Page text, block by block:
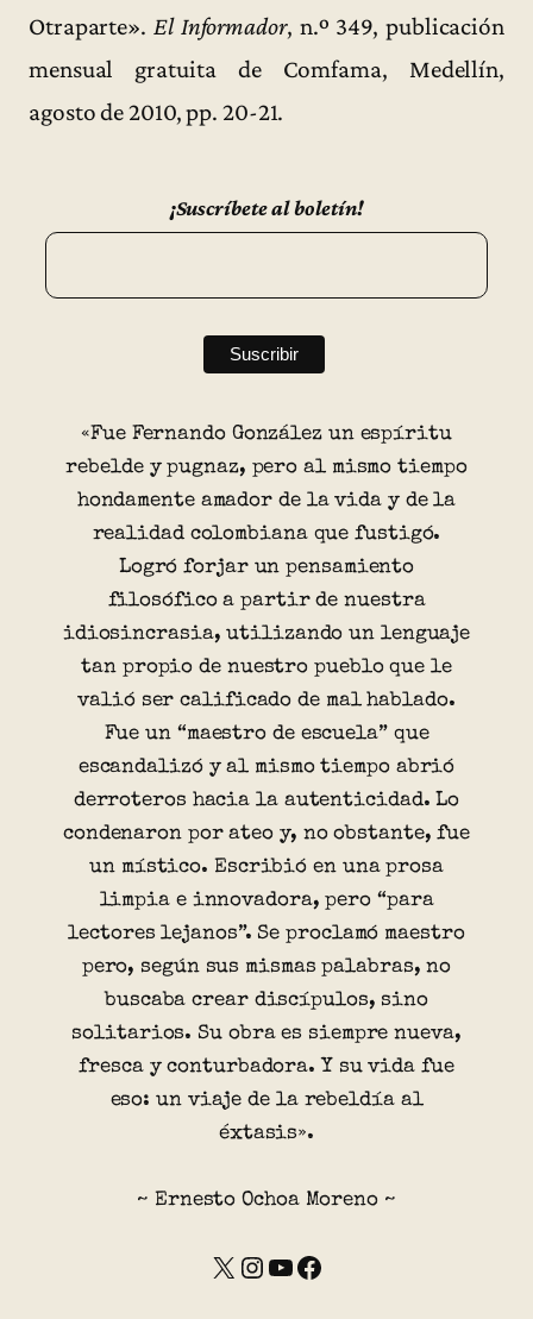
Otraparte». El Informador, n.º 349, publicación
mensual gratuita de Comfama, Medellín,
agosto de 2010, pp. 20-21.
¡Suscríbete al boletín!
«Fue Fernando González un espíritu
rebelde y pugnaz, pero al mismo tiempo
hondamente amador de la vida y de la
realidad colombiana que fustigó.
Logró forjar un pensamiento
filosófico a partir de nuestra
idiosincrasia, utilizando un lenguaje
tan propio de nuestro pueblo que le
valió ser calificado de mal hablado.
Fue un “maestro de escuela” que
escandalizó y al mismo tiempo abrió
derroteros hacia la autenticidad. Lo
condenaron por ateo y, no obstante, fue
un místico. Escribió en una prosa
limpia e innovadora, pero “para
lectores lejanos”. Se proclamó maestro
pero, según sus mismas palabras, no
buscaba crear discípulos, sino
solitarios. Su obra es siempre nueva,
fresca y conturbadora. Y su vida fue
eso: un viaje de la rebeldía al
éxtasis».
~ Ernesto Ochoa Moreno ~
X Instagram YouTube Facebook